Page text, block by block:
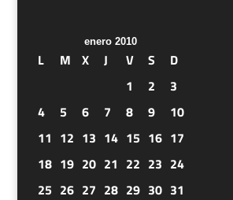
enero 2010
L M X J V S
D
1
2
3
4
5 6 7 8 9
10
11 12 13 14 15 16 17
18 19 20 21 22 23 24
25 26 27 28 29 30 31